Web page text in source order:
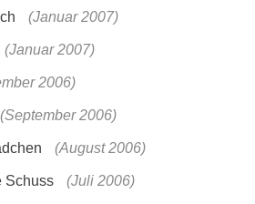
(Januar 2007)
(Januar 2007)
2006)
(September 2006)
(August 2006)
Schuss (Juli 2006)